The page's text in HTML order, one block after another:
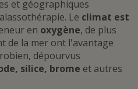
et géographiques
Le climat est
en oxygène, de plus
de la mer ont l'avantage
dépourvus
silice, brome et autres